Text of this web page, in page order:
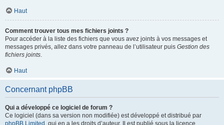
Haut
Comment trouver tous mes fichiers joints ?
Pour accéder à la liste des fichiers que vous avez joints à vos messages et
messages privés, allez dans votre panneau de l’utilisateur puis Gestion des
fichiers joints.
Haut
Concernant phpBB
Qui a développé ce logiciel de forum ?
Ce logiciel (dans sa version non modifiée) est développé et distribué par
phpBB Limited , qui en a les droits d’auteur. Il est publié sous la licence